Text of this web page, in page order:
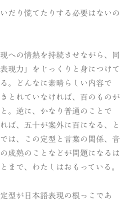
だり慌てたりする必要はないの
への情熱を持続させながら、同
現力」をじっくりと身につけて
。どんなに素晴らしい内容で
とれていなければ、百のものが
。逆に、かなり普通のことで
ば、五十が案外に百になる、と
は、この定型と言葉の関係、音
成熟のことなどが問題になるは
まで、わたしはおもっている。
型が日本語表現の根っこであ